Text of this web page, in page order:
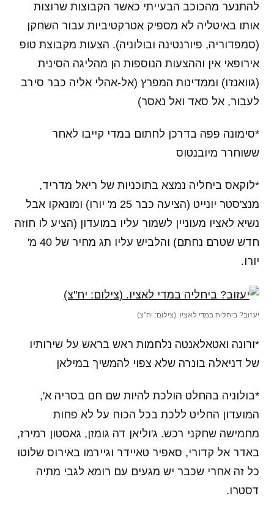
להתנער מהכוכב הבעייתי כאשר הקבוצות שרוצות
אותו באיטליה לא מספיק אטרקטיביות עבור השחקן
(סמפדוריה, פיורנטינה ובולוניה). הצעות מקבוצת טופ
אירופאי אין וההצעות הנוספות הן מהליגה הסינית
(גוואנז'ו) וממדינות המפרץ (אל-אהלי אליה כבר סירב
לעבור, אל סאד ואל נאסר)
*סימונה פפה בדרכן לחתום במדי קייבו לאחר
ששוחרר מיובנטוס
*לוקאס ביחליה נמצא בתוכניות של ריאל מדריד,
מנצ'סטר יונייט (הציעה כבר 25 מ' יורו) ומונאקו אבל
נשיא לאציו מעוניין לשמור עליו במועדון (הציע לו חוזה
חדש שטרם נחתם) והלביש עליו תג מחיר של 40 מ'
יורו.
יעזוב? ביחליה במדי לאציו. (צילום: יח"צ)
*ורונה ואטאלאנטה נלחמות ראש בראש על שירותיו
של דניאלה בונרה שלא צפוי להמשיך במילאן
*בולוניה בהחלט הולכת להיות שם חם בסריה א',
המועדון החליט ללכת בכל הכוח על לא פחות
מחמישה שחקני רכש. ג'וליאן דה גומזן, גאסטון רמירז,
באדר אל קדורי, סאפיר טאיידר וגיירמו באירוס שלוטו
כל זה אחרי שכבר יש מגעים עם רומא לגבי מתיה
דסטרו.